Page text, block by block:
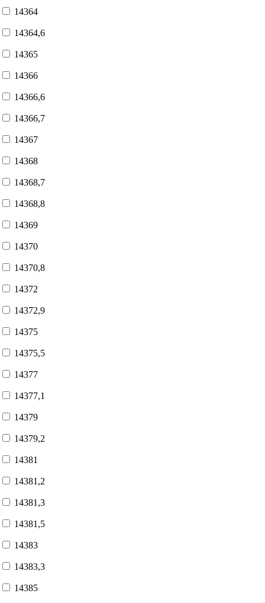
14364
14364,6
14365
14366
14366,6
14366,7
14367
14368
14368,7
14368,8
14369
14370
14370,8
14372
14372,9
14375
14375,5
14377
14377,1
14379
14379,2
14381
14381,2
14381,3
14381,5
14383
14383,3
14385